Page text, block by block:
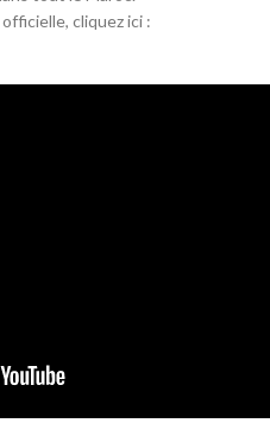
cliquez ici :